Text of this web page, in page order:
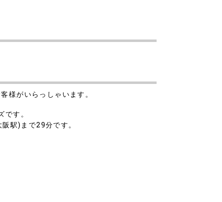
様がいらっしゃいます。
す。
駅)まで29分です。